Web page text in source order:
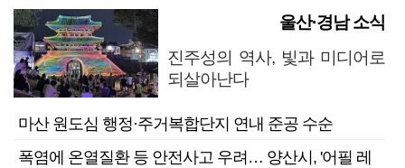
울산·경남 소식
진주성의 역사, 빛과 미디어로
되살아난다
마산 원도심 행정·주거복합단지 연내 준공 수순
폭염에 온열질환 등 안전사고 우려… 양산시, '어필 레